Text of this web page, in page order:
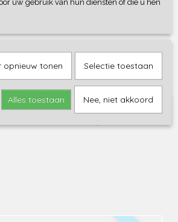
uw gebruik van hun diensten of die u hen
opnieuw tonen Selectie toestaan
Alles toestaan Nee, niet akkoord